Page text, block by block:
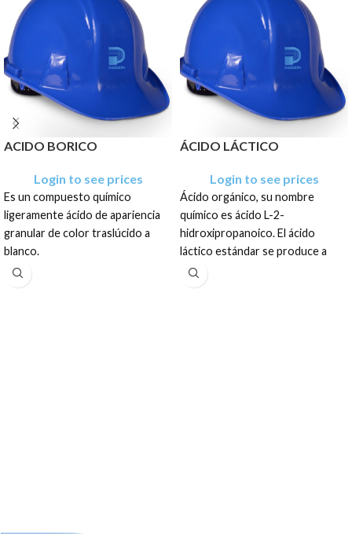
ACIDO BORICO
Login to see prices
Es un compuesto químico
ligeramente ácido de apariencia
granular de color traslúcido a
blanco.
El producto tiene una
ÁCIDO LÁCTICO
Login to see prices
Ácido orgánico, su nombre
químico es ácido L-2-
hidroxipropanoico. El ácido
láctico estándar se produce a
partir de almidón de maíz natural
mediante una avanzada